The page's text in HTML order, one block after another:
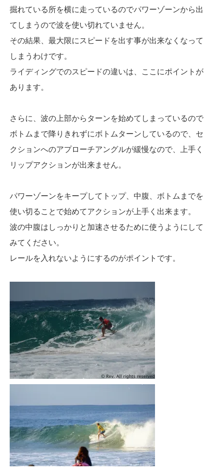
掘れている所を横に走っているのでパワーゾーンから出
てしまうので波を使い切れていません。
その結果、最大限にスピードを出す事が出来なくなって
しまうわけです。
ライディングでのスピードの違いは、ここにポイントが
あります。
さらに、波の上部からターンを始めてしまっているので
ボトムまで降りきれずにボトムターンしているので、セ
クションへのアプローチアングルが緩慢なので、上手く
リップアクションが出来ません。
パワーゾーンをキープしてトップ、中腹、ボトムまでを
使い切ることで始めてアクションが上手く出来ます。
波の中腹はしっかりと加速させるために使うようにして
みてください。
レールを入れないようにするのがポイントです。